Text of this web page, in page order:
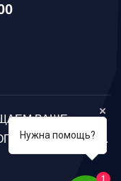
ВАШЕ
ОТЛИЧАТЬСЯ.
Нужна помощь?
1